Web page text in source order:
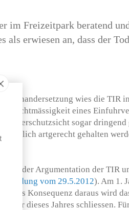
im Freizeitpark beratend
erwiesen an, dass der
wies die TIR
Rechtmässigkeit eines
Tierschutzsicht sogar dringend
artgerecht gehalten
der Argumentation der TIR
vom 29.5.2012). Am 1.
Als Konsequenz daraus wird
dieses Jahres schliessen.